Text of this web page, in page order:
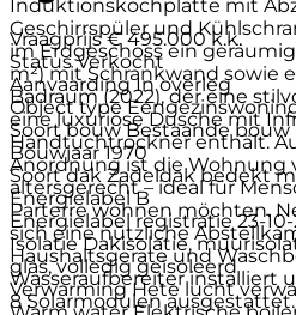
Induktionskochplatte mit
Geschirrspüler und
im Erdgeschoss ein
m²) mit Schrankwand sowie
Badraum (2022), der eine
eine luxuriöse Dusche mit
Handtuchtrockner enthält.
Anordnung ist die Wohnung
altersgerecht – ideal für
Parterre wohnen möchten.
sich eine nützliche
Haushaltsgeräte und
Wasseraufbereiter installiert
8 Solarmodulen ausgestattet.
Vraagprijs € 495.000 k.k.
Status Verkocht
Aanvaarding In overleg
Object type
Soort bouw Bestaande bouw
Bouwjaar 1970
Soort dak Zadeldak bedekt
Energielabel B
Energielabel registratie 23-
Isolatie Dakisolatie,
glas, volledig geïsoleerd
Verwarming Hete lucht